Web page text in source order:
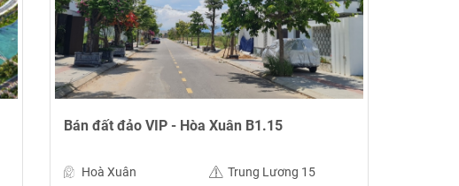
Bán đất đảo VIP - Hòa Xuân B1.15
Hoà Xuân
Trung Lương 15